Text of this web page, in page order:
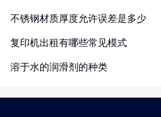
不锈钢材质厚度允许误差是多少
复印机出租有哪些常见模式
溶于水的润滑剂的种类